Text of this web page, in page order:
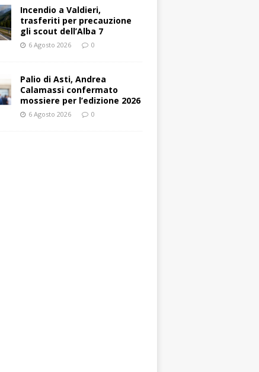
Incendio a Valdieri,
trasferiti per precauzione
gli scout dell’Alba 7
6 Agosto 2026 0
Palio di Asti, Andrea
Calamassi confermato
mossiere per l’edizione 2026
6 Agosto 2026 0